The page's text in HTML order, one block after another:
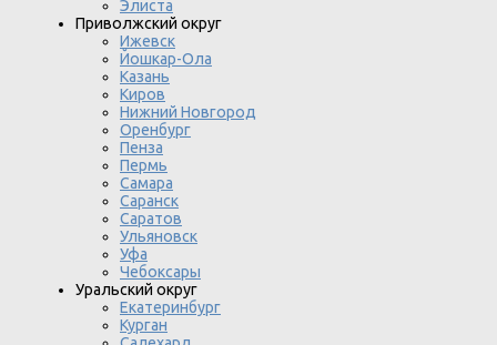
Элиста
Приволжский округ
Ижевск
Йошкар-Ола
Казань
Киров
Нижний Новгород
Оренбург
Пенза
Пермь
Самара
Саранск
Саратов
Ульяновск
Уфа
Чебоксары
Уральский округ
Екатеринбург
Курган